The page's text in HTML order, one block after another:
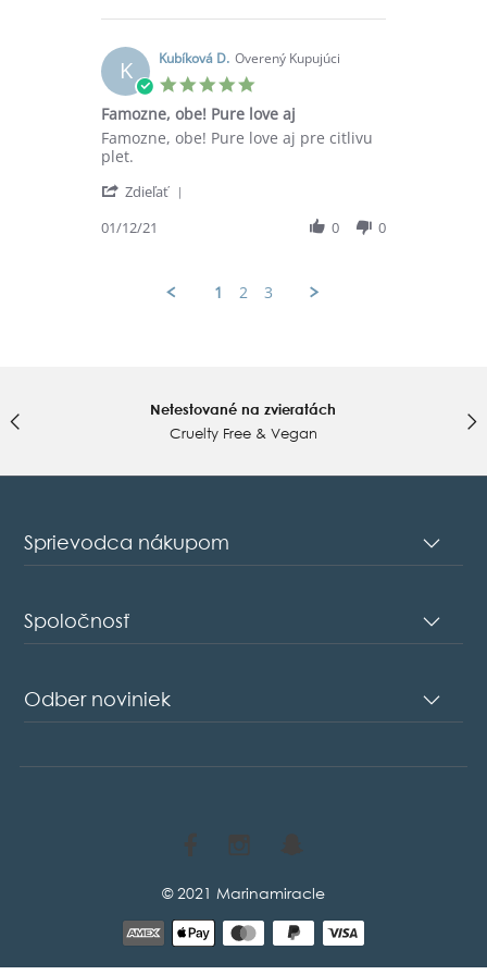
Dec
2021
Kristína
on
13
Dec
2021
K Kubíková D. Overený Kupujúci
5.0
rating
Famozne, obe! Pure love aj
Review
by
D.
1
review
stating
obe!
love
Famozne, obe! Pure love aj pre citlivu
plet.
Zdieľať
01/12/21 0 0
1 2 3
Netestované na zvieratách
Cruelty Free & Vegan
Sprievodca nákupom
Spoločnosť
Odber noviniek
© 2021 Marinamiracle